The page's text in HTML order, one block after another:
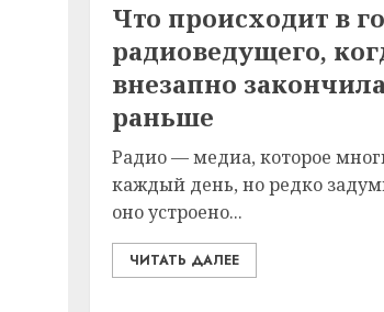
Что происходит в
радиоведущего,
внезапно
раньше
Радио — медиа, которое
каждый день, но редко
оно устроено...
ЧИТАТЬ ДАЛЕЕ